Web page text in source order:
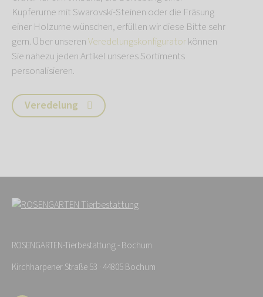
Kupferurne mit Swarovski-Steinen oder die Fräsung
einer Holzurne wünschen, erfüllen wir diese Bitte sehr
gern. Über unserenVeredelungskonfiguratorkönnen
Sie nahezu jeden Artikel unseres Sortiments
personalisieren.
Veredelung
ROSENGARTEN-Tierbestattung - Bochum
Kirchharpener Straße 53 · 44805 Bochum